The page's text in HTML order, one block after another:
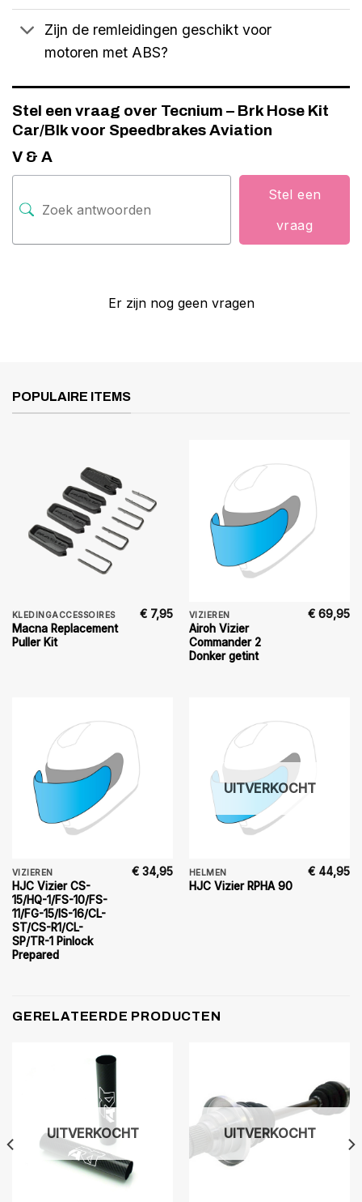
Zijn de remleidingen geschikt voor
motoren met ABS?
Stel een vraag over Tecnium – Brk Hose Kit
Car/Blk voor Speedbrakes Aviation
V & A
Stel een
vraag
Er zijn nog geen vragen
POPULAIRE ITEMS
KLEDINGACCESSOIRES
Macna Replacement
Puller Kit
€ 7,95 VIZIEREN
Airoh Vizier
Commander 2
Donker getint
€ 69,95
VIZIEREN
HJC Vizier CS-
15/HQ-1/FS-10/FS-
11/FG-15/IS-16/CL-
ST/CS-R1/CL-
SP/TR-1 Pinlock
Prepared
€ 34,95
UITVERKOCHT
HELMEN
HJC Vizier RPHA 90
€ 44,95
GERELATEERDE PRODUCTEN
UITVERKOCHT UITVERKOCHT